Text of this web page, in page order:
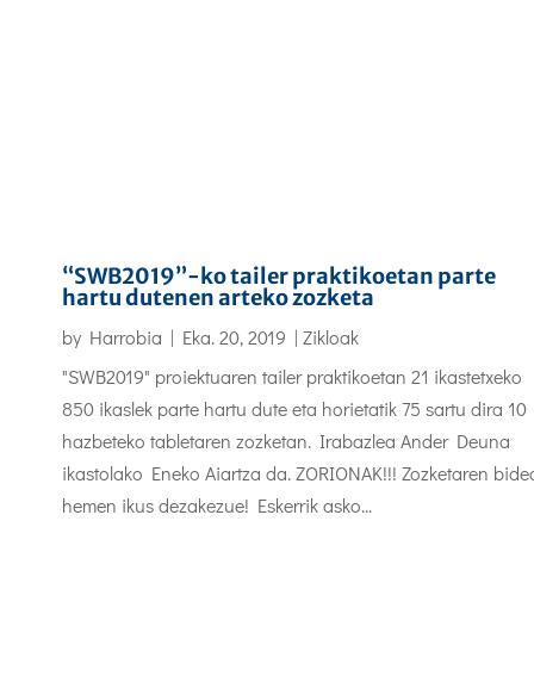
“SWB2019”-ko tailer praktikoetan parte
hartu dutenen arteko zozketa
by Harrobia | Eka. 20, 2019 | Zikloak
"SWB2019" proiektuaren tailer praktikoetan 21 ikastetxeko
850 ikaslek parte hartu dute eta horietatik 75 sartu dira 10
hazbeteko tabletaren zozketan. Irabazlea Ander Deuna
ikastolako Eneko Aiartza da. ZORIONAK!!! Zozketaren
hemen ikus dezakezue! Eskerrik asko...